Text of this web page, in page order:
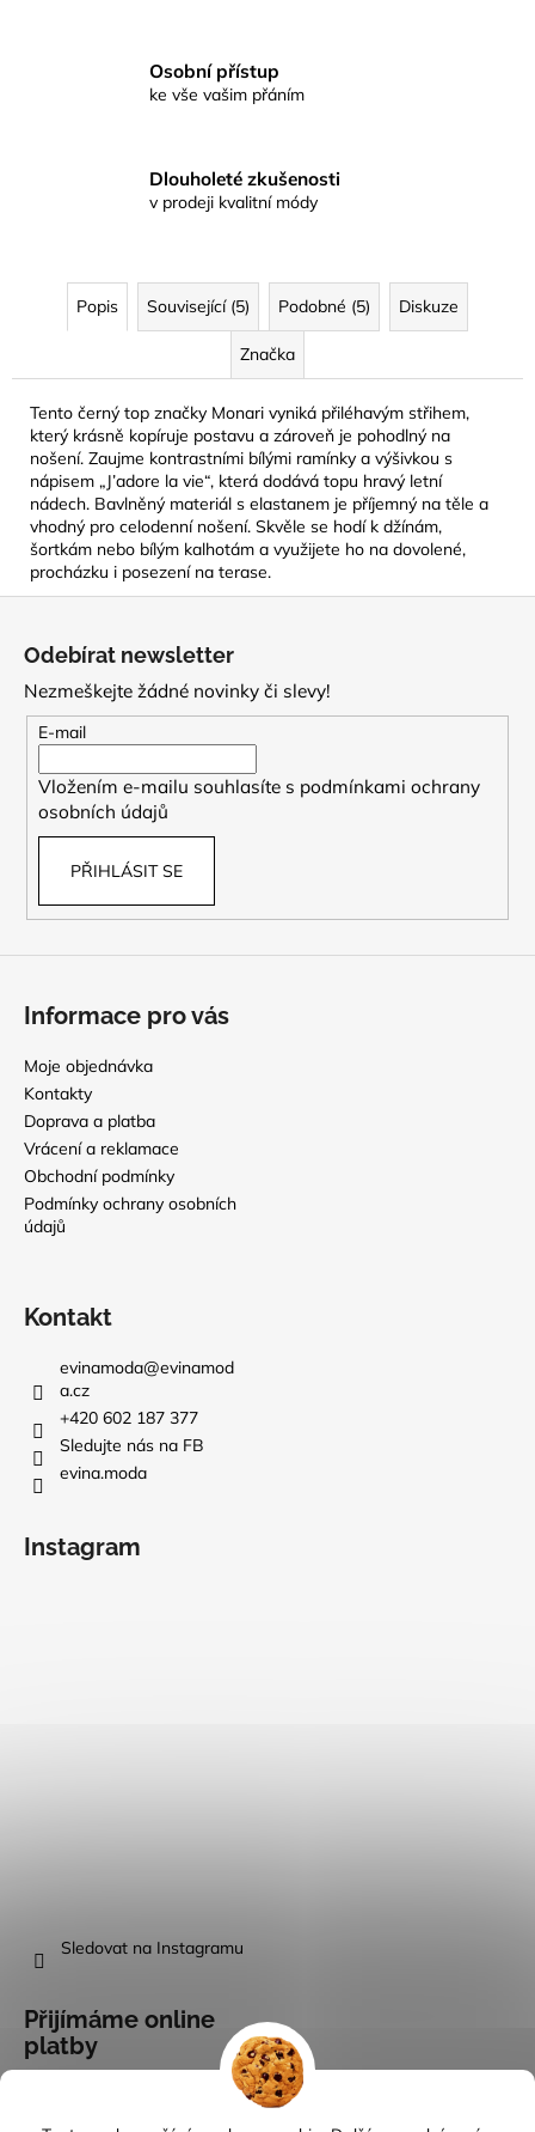
Osobní přístup
ke vše vašim přáním
Dlouholeté zkušenosti
v prodeji kvalitní módy
Popis Související (5) Podobné (5) Diskuze
Značka
Tento černý top značky Monari vyniká přiléhavým střihem,
který krásně kopíruje postavu a zároveň je pohodlný na
nošení. Zaujme kontrastními bílými ramínky a výšivkou s
nápisem „J’adore la vie“, která dodává topu hravý letní
nádech. Bavlněný materiál s elastanem je příjemný na těle a
vhodný pro celodenní nošení. Skvěle se hodí k džínám,
šortkám nebo bílým kalhotám a využijete ho na dovolené,
procházku i posezení na terase.
Odebírat newsletter
Nezmeškejte žádné novinky či slevy!
E-mail
Vložením e-mailu souhlasíte s podmínkami ochrany
osobních údajů
PŘIHLÁSIT SE
Informace pro vás
Moje objednávka
Kontakty
Doprava a platba
Vrácení a reklamace
Obchodní podmínky
Podmínky ochrany osobních
údajů
Kontakt
evinamoda@evinamod
a.cz
+420 602 187 377
Sledujte nás na FB
evina.moda
Instagram
Sledovat na Instagramu
Přijímáme online
platby